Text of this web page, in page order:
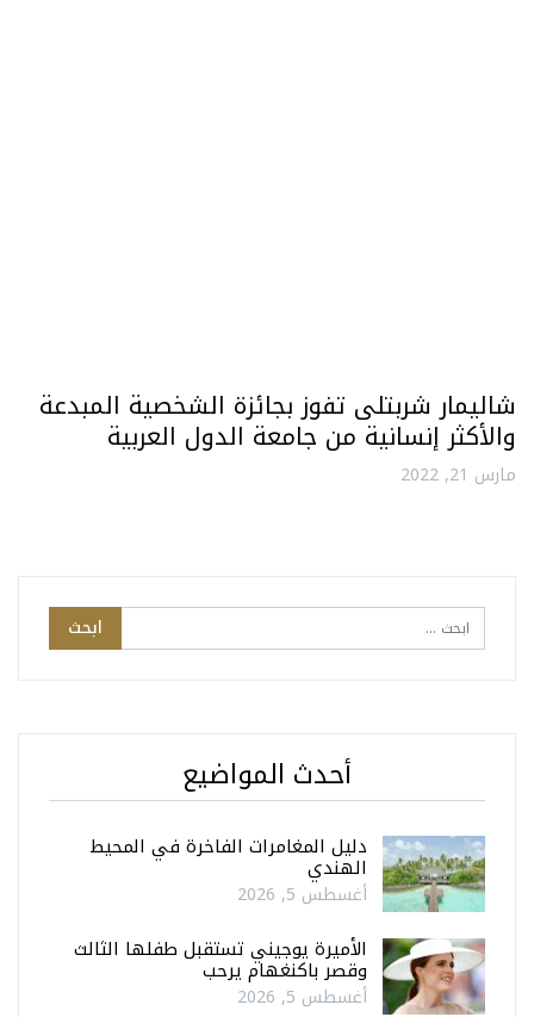
شاليمار شربتلى تفوز بجائزة الشخصية المبدعة
والأكثر إنسانية من جامعة الدول العربية
مارس 21, 2022
أحدث المواضيع
دليل المغامرات الفاخرة في المحيط
الهندي
أغسطس 5, 2026
الأميرة يوجيني تستقبل طفلها الثالث
وقصر باكنغهام يرحب
أغسطس 5, 2026